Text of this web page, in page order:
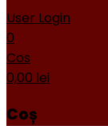
User Login
0
Cos
0,00 lei
Coș